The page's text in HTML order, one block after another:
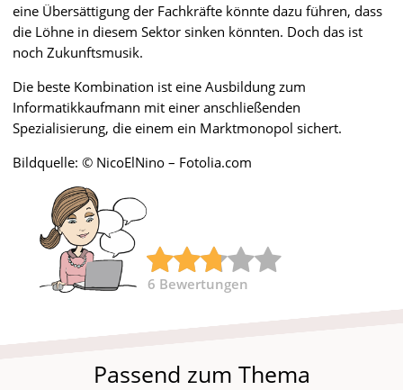
eine Übersättigung der Fachkräfte könnte dazu führen, dass
die Löhne in diesem Sektor sinken könnten. Doch das ist
noch Zukunftsmusik.
Die beste Kombination ist eine Ausbildung zum
Informatikkaufmann mit einer anschließenden
Spezialisierung, die einem ein Marktmonopol sichert.
Bildquelle: © NicoElNino – Fotolia.com
6 Bewertungen
Passend zum Thema